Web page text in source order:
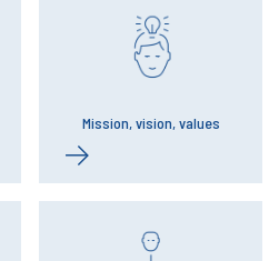
Mission, vision, values